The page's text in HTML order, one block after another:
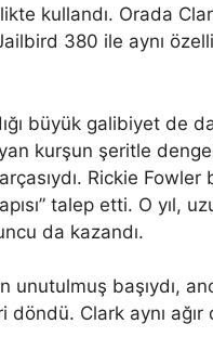
kullandı. Orada
380 ile aynı
büyük galibiyet de
kurşun şeritle
Rickie
talep etti. O yıl,
da kazandı.
unutulmuş başıydı,
Clark aynı